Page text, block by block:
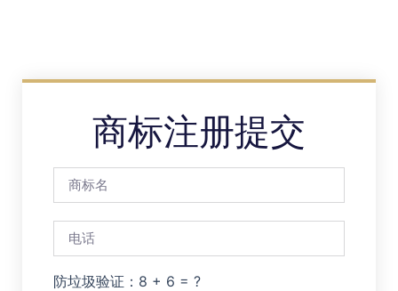
商标注册提交
防垃圾验证：8 + 6 = ?